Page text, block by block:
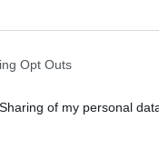
Opt Outs
of my personal